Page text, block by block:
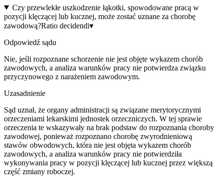
Czy przewlekłe uszkodzenie łąkotki, spowodowane pracą w
pozycji klęczącej lub kucznej, może zostać uznane za chorobę
zawodową?Ratio decidendi▾
Odpowiedź sądu
Nie, jeśli rozpoznane schorzenie nie jest objęte wykazem chorób
zawodowych, a analiza warunków pracy nie potwierdza związku
przyczynowego z narażeniem zawodowym.
Uzasadnienie
Sąd uznał, że organy administracji są związane merytorycznymi
orzeczeniami lekarskimi jednostek orzeczniczych. W tej sprawie
orzeczenia te wskazywały na brak podstaw do rozpoznania choroby
zawodowej, ponieważ rozpoznano chorobę zwyrodnieniową
stawów obwodowych, która nie jest objęta wykazem chorób
zawodowych, a analiza warunków pracy nie potwierdziła
wykonywania pracy w pozycji klęczącej lub kucznej przez większą
część zmiany roboczej.